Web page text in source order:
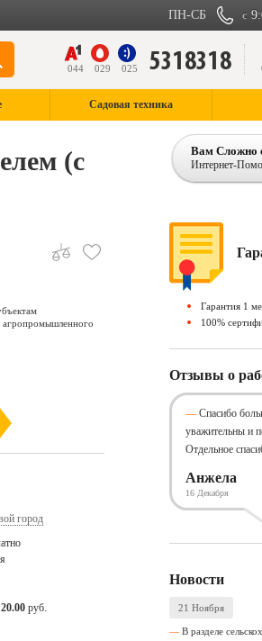
с
ПН-СБ
044 029 025 5318318
Садовая техника
(с
Вам Сложно
Интернет-
агропромышленного
город
20.00 руб.
Гарантия 1
100%
Отзывы о
Спасибо
уважительны и
Отдельное
Анжела
16 Декабря
Новости
21 Ноября
В разделе